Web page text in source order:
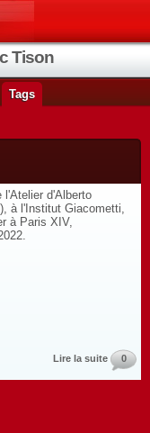
Tison
Tags
d'Alberto
à l'Institut Giacometti,
à Paris XIV,
2022.
Lire la suite 0